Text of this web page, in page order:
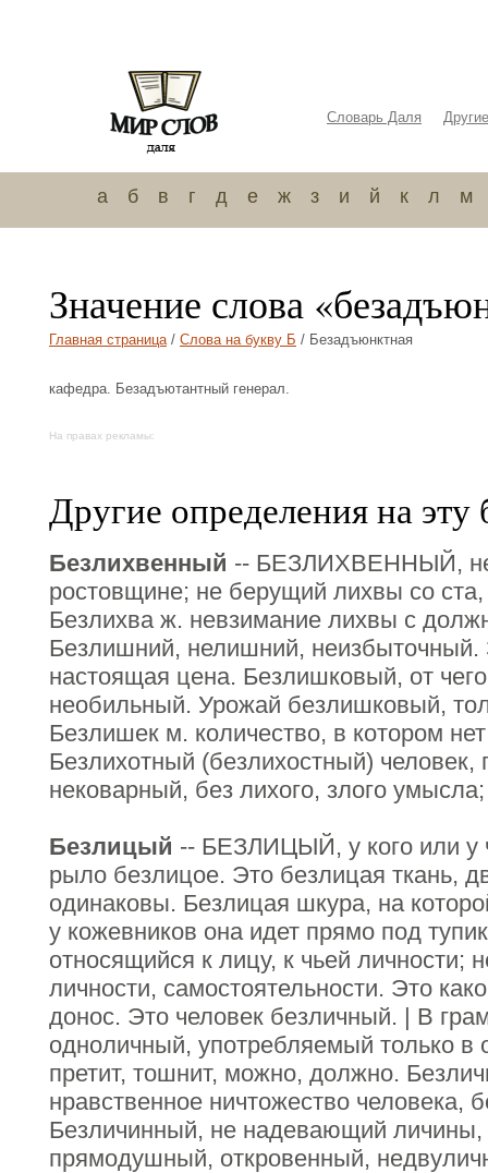
Словарь Даля
а б в г д е ж з и й к л м
Значение слова
Главная страница/ Слова на букву Б / Безадъюнктная
кафедра. Безадъютантный генерал.
На правах рекламы:
Другие определения на эту
Безлихвенный -- БЕЗЛИХВЕННЫЙ, не
ростовщине; не берущий лихвы со ста,
Безлихва ж. невзимание лихвы с
Безлишний, нелишний, неизбыточный.
настоящая цена. Безлишковый, от
необильный. Урожай безлишковый,
Безлишек м. количество, в котором
Безлихотный (безлихостный) человек,
нековарный, без лихого, злого
Безлицый -- БЕЗЛИЦЫЙ, у кого или у
рыло безлицое. Это безлицая ткань,
одинаковы. Безлицая шкура, на
у кожевников она идет прямо под
относящийся к лицу, к чьей личности;
личности, самостоятельности. Это
донос. Это человек безличный. | В
одноличный, употребляемый только
претит, тошнит, можно, должно.
нравственное ничтожество человека,
Безличинный, не надевающий
прямодушный, откровенный,